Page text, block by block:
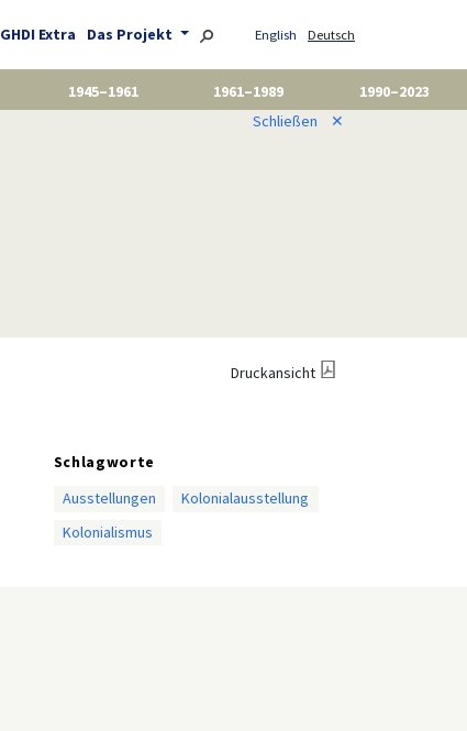
GHDI Extra Das Projekt English Deutsch
1945–1961 1961–1989
1990–2023
Schließen ✕
Druckansicht
Schlagworte
Ausstellungen
Kolonialausstellung
Kolonialismus